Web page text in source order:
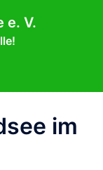
e. V.
im